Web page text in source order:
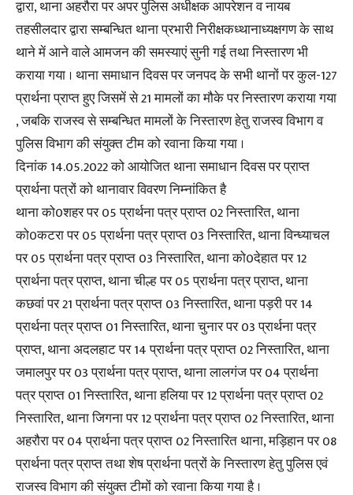
द्वारा, थाना अहरौरा पर अपर पुलिस अधीक्षक आपरेशन व नायब
तहसीलदार द्वारा सम्बन्धित थाना प्रभारी निरीक्षकध्थानाध्यक्षगण के साथ
थाने में आने वाले आमजन की समस्याएं सुनी गई तथा निस्तारण भी
कराया गया । थाना समाधान दिवस पर जनपद के सभी थानों पर कुल-127
प्रार्थना प्राप्त हुए जिसमें से 21 मामलों का मौके पर निस्तारण कराया गया
, जबकि राजस्व से सम्बन्धित मामलों के निस्तारण हेतु राजस्व विभाग व
पुलिस विभाग की संयुक्त टीम को रवाना किया गया ।
दिनांक 14.05.2022 को आयोजित थाना समाधान दिवस पर प्राप्त
प्रार्थना पत्रों को थानावार विवरण निम्नांकित है
थाना को0शहर पर 05 प्रार्थना पत्र प्राप्त 02 निस्तारित, थाना
को0कटरा पर 05 प्रार्थना पत्र प्राप्त 03 निस्तारित, थाना विन्ध्याचल
पर 05 प्रार्थना पत्र प्राप्त 03 निस्तारित, थाना को0देहात पर 12
प्रार्थना पत्र प्राप्त, थाना चील्ह पर 05 प्रार्थना पत्र प्राप्त, थाना
कछवां पर 21 प्रार्थना पत्र प्राप्त 03 निस्तारित, थाना पड़री पर 14
प्रार्थना पत्र प्राप्त 01 निस्तारित, थाना चुनार पर 03 प्रार्थना पत्र
प्राप्त, थाना अदलहाट पर 14 प्रार्थना पत्र प्राप्त 02 निस्तारित, थाना
जमालपुर पर 03 प्रार्थना पत्र प्राप्त, थाना लालगंज पर 04 प्रार्थना
पत्र प्राप्त 01 निस्तारित, थाना हलिया पर 12 प्रार्थना पत्र प्राप्त 02
निस्तारित, थाना जिगना पर 12 प्रार्थना पत्र प्राप्त 02 निस्तारित, थाना
अहरौरा पर 04 प्रार्थना पत्र प्राप्त 02 निस्तारित थाना, मड़िहान पर 08
प्रार्थना पत्र प्राप्त तथा शेष प्रार्थना पत्रों के निस्तारण हेतु पुलिस एवं
राजस्व विभाग की संयुक्त टीमों को रवाना किया गया है ।